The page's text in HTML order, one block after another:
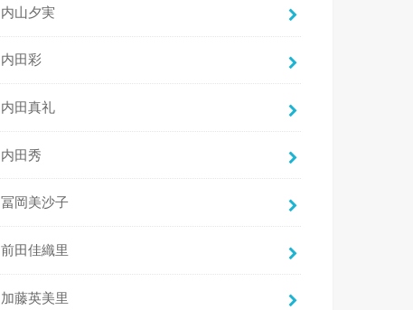
内山夕実
内田彩
内田真礼
内田秀
冨岡美沙子
前田佳織里
加藤英美里